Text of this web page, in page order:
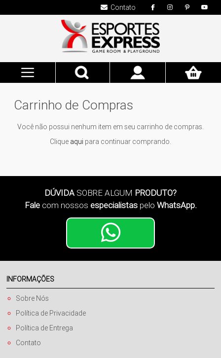
Contato
Carrinho
Pesquisa
Carrinho de Compras
Você não possui nenhum item em seu carrinho de compras.
Clique aqui para continuar comprando.
DÚVIDA SOBRE ALGUM PRODUTO?
Falecom nossos especialistaspelo WhatsApp.
INFORMAÇÕES
Sobre Nós
Política de Privacidade
Política de Entrega
Contato